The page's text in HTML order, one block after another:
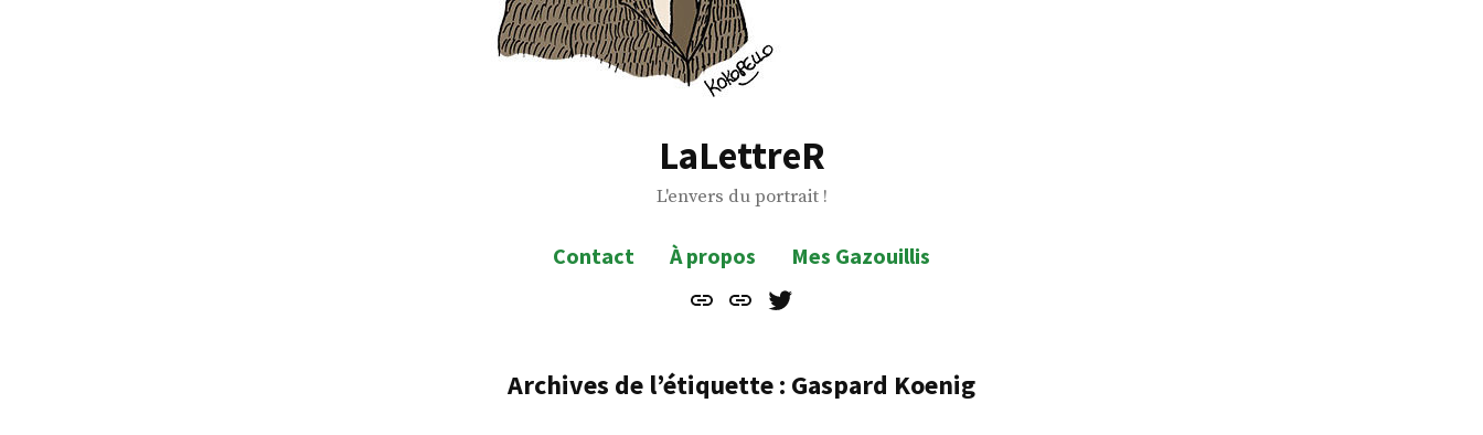
LaLettreR
L'envers du portrait !
Contact À propos
Mes Gazouillis
Contact
À
Mes
Archives de l’étiquette : Gaspard Koenig